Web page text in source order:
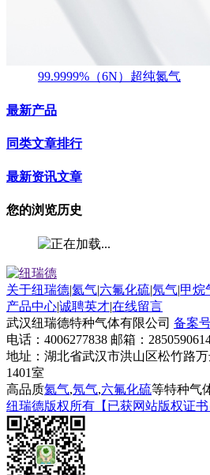
99.9999%（6N）超纯氮气
最新产品
同类文章排行
最新资讯文章
您的浏览历史
关于纽瑞德|氦气|六氟化硫|氖气|甲烷
产品中心|诚聘英才|在线留言
武汉纽瑞德特种气体有限公司 备案
电话：4006277838 邮箱：
地址：湖北省武汉市洪山区松竹路
1401室
高品质氦气,氖气,六氟化硫等特种气
纽瑞德版权所有【已获网站版权证书